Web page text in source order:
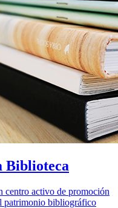
Biblioteca
centro activo de promoción
patrimonio bibliográfico